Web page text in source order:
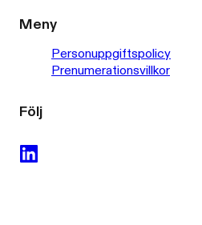
Meny
Personuppgiftspolicy
Prenumerationsvillkor
Följ